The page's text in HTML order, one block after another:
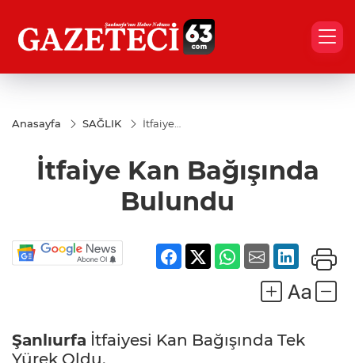
Anasayfa SAĞLIK
İtfaiye
Bulundu
İtfaiye Kan Bağışında
Bulundu
Şanlıurfa İtfaiyesi Kan Bağışında Tek